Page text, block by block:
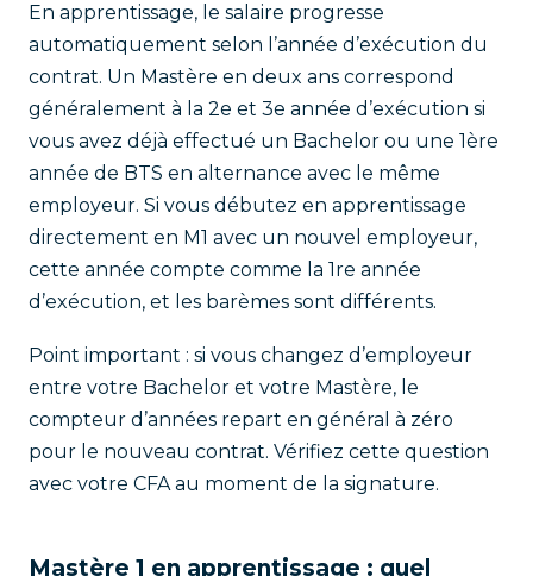
En apprentissage, le salaire progresse
automatiquement selon l’année d’exécution du
contrat. Un Mastère en deux ans correspond
généralement à la 2e et 3e année d’exécution si
vous avez déjà effectué un Bachelor ou une 1ère
année de BTS en alternance avec le même
employeur. Si vous débutez en apprentissage
directement en M1 avec un nouvel employeur,
cette année compte comme la 1re année
d’exécution, et les barèmes sont différents.
Point important : si vous changez d’employeur
entre votre Bachelor et votre Mastère, le
compteur d’années repart en général à zéro
pour le nouveau contrat. Vérifiez cette question
avec votre CFA au moment de la signature.
Mastère 1 en apprentissage : quel